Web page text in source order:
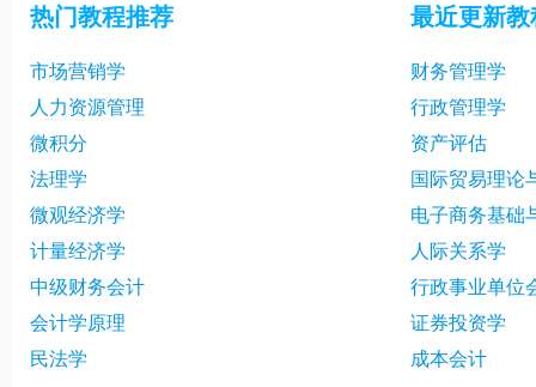
热门教程推荐
市场营销学
人力资源管理
微积分
法理学
微观经济学
计量经济学
中级财务会计
会计学原理
民法学
最近更新教
财务管理学
行政管理学
资产评估
国际贸易理论
电子商务基础
人际关系学
行政事业单位
证券投资学
成本会计